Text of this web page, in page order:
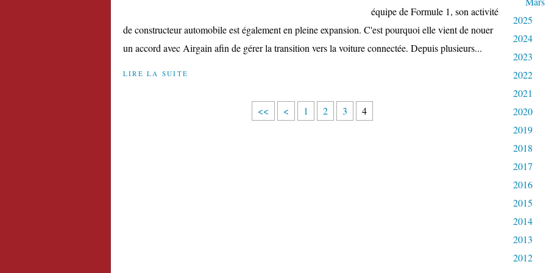
équipe de Formule 1, son activité
de constructeur automobile est également en pleine expansion. C'est pourquoi elle vient de nouer
un accord avec Airgain afin de gérer la transition vers la voiture connectée. Depuis plusieurs...
LIRE LA SUITE
<< < 1 2 3 4
2025
2024
2023
2022
2021
2020
2019
2018
2017
2016
2015
2014
2013
2012